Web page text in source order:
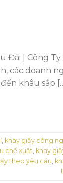
Đãi | Công Ty
các doanh
khâu sắp
, khay giấy công
chế xuất, khay
theo yêu cầu,